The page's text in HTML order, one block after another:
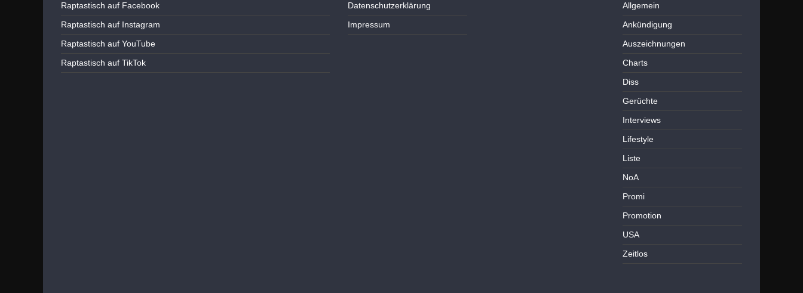
Raptastisch auf Facebook
Raptastisch auf Instagram
Raptastisch auf YouTube
Raptastisch auf TikTok
Datenschutzerklärung
Impressum
Allgemein
Ankündigung
Auszeichnungen
Charts
Diss
Gerüchte
Interviews
Lifestyle
Liste
NoA
Promi
Promotion
USA
Zeitlos